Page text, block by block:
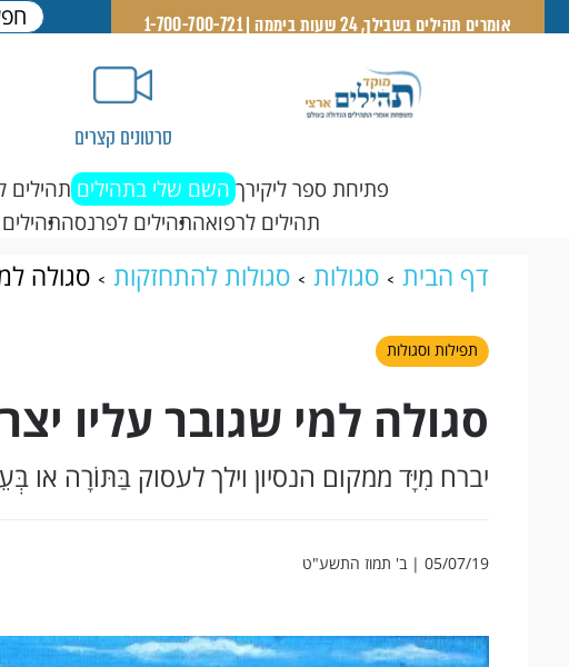
אומרים תהילים בשבילך, 24 שעות ביממה | 1-700-700-721
סרטונים קצרים
פתיחת ספר ליקירך השם שלי בתהילים תהילים
תהילים לרפואהתהילים לפרנסה
דף הבית סגולות סגולות להתחזקות סגולה
תפילות וסגולות
סגולה למי שגובר עליו
יברח מִיָּד ממקום הנסיון וילך לעסוק בַּתּוֹרָה
05/07/19 | ב' תמוז התשע"ט